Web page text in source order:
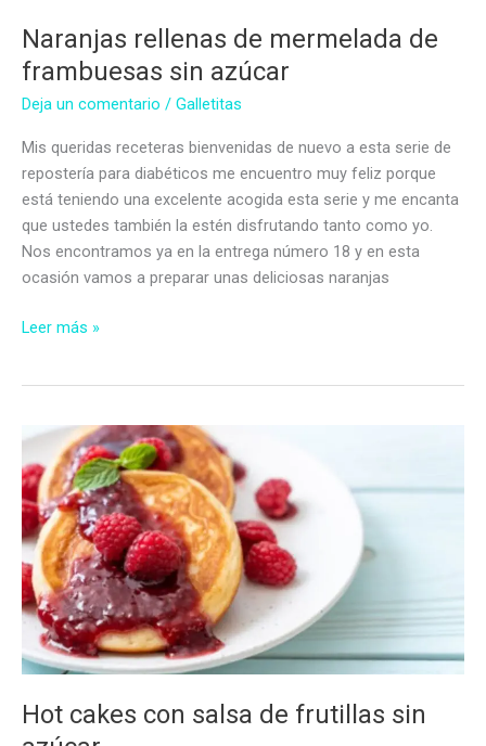
Naranjas rellenas de mermelada de
frambuesas sin azúcar
Deja un comentario / Galletitas
Mis queridas receteras bienvenidas de nuevo a esta serie de
repostería para diabéticos me encuentro muy feliz porque
está teniendo una excelente acogida esta serie y me encanta
que ustedes también la estén disfrutando tanto como yo.
Nos encontramos ya en la entrega número 18 y en esta
ocasión vamos a preparar unas deliciosas naranjas
Naranjas
de
frambuesas
sin
azúcar
Leer más »
Hot cakes con salsa de frutillas sin